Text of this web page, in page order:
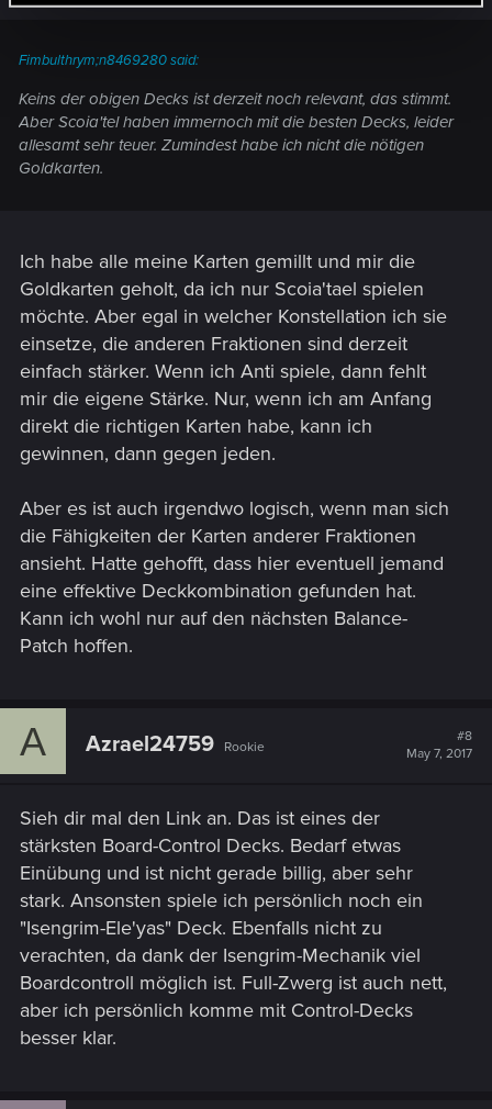
Fimbulthrym;n8469280 said:
Keins der obigen Decks ist derzeit noch relevant, das stimmt.
Aber Scoia'tel haben immernoch mit die besten Decks, leider
allesamt sehr teuer. Zumindest habe ich nicht die nötigen
Goldkarten.
Ich habe alle meine Karten gemillt und mir die
Goldkarten geholt, da ich nur Scoia'tael spielen
möchte. Aber egal in welcher Konstellation ich sie
einsetze, die anderen Fraktionen sind derzeit
einfach stärker. Wenn ich Anti spiele, dann fehlt
mir die eigene Stärke. Nur, wenn ich am Anfang
direkt die richtigen Karten habe, kann ich
gewinnen, dann gegen jeden.
Aber es ist auch irgendwo logisch, wenn man sich
die Fähigkeiten der Karten anderer Fraktionen
ansieht. Hatte gehofft, dass hier eventuell jemand
eine effektive Deckkombination gefunden hat.
Kann ich wohl nur auf den nächsten Balance-
Patch hoffen.
A Azrael24759 Rookie
#8
May 7, 2017
Sieh dir mal den Link an. Das ist eines der
stärksten Board-Control Decks. Bedarf etwas
Einübung und ist nicht gerade billig, aber sehr
stark. Ansonsten spiele ich persönlich noch ein
"Isengrim-Ele'yas" Deck. Ebenfalls nicht zu
verachten, da dank der Isengrim-Mechanik viel
Boardcontroll möglich ist. Full-Zwerg ist auch nett,
aber ich persönlich komme mit Control-Decks
besser klar.